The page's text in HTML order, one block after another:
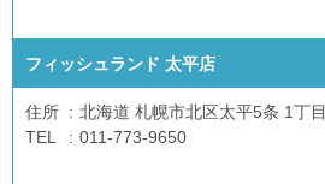
フィッシュランド 太平店
住所
北海道 札幌市北区太平5条 1丁目
TEL
011-773-9650